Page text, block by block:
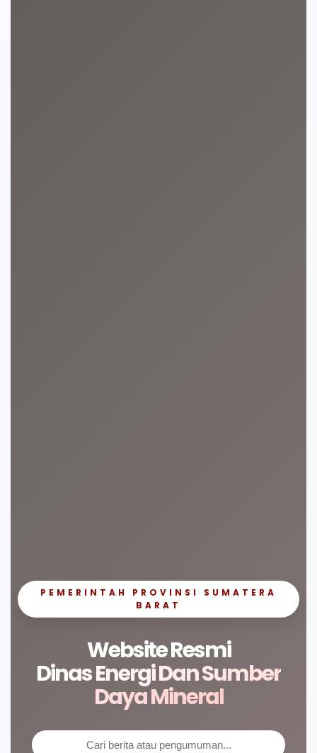
PEMERINTAH PROVINSI SUMATERA
BARAT
Website Resmi
Dinas Energi Dan Sumber
Daya Mineral